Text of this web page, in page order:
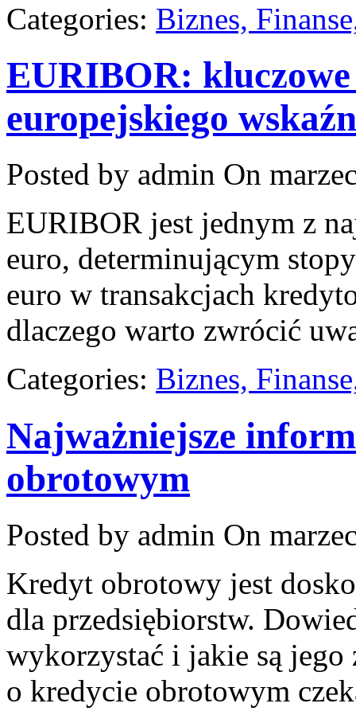
Categories: Biznes,
EURIBOR:
europejskiego
Posted by admin On
EURIBOR jest jednym z
euro, determinującym
euro w transakcjach
dlaczego warto zwrócić
Categories: Biznes,
Najważniejsze
obrotowym
Posted by admin On
Kredyt obrotowy jest
dla przedsiębiorstw.
wykorzystać i jakie są
o kredycie obrotowym